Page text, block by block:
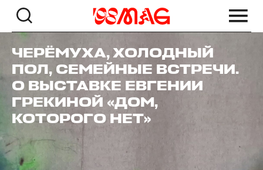
ЧЕРЁМУХА, ХОЛОДНЫЙ
ПОЛ, СЕМЕЙНЫЕ ВСТРЕЧИ.
О ВЫСТАВКЕ ЕВГЕНИИ
ГРЕКИНОЙ «ДОМ,
КОТОРОГО НЕТ»